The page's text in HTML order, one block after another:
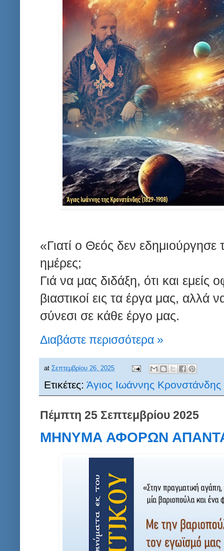
«Γιατί ο Θεός δεν
ημέρες;
Γιά να μας διδάξη, ότι και εμείς
βιαστικοί εις τα έργα μας, αλλά
σύνεσι σε κάθε έργο μας.
Διαβάστε περισσότερα »
at Σεπτεμβρίου 26, 2025
Ετικέτες: Άγιος Ιωάννης Κρονστάνδης
Πέμπτη 25 Σεπτεμβρίου 2025
ΜΗΝΥΜΑ ΑΦΟΡΩΝ